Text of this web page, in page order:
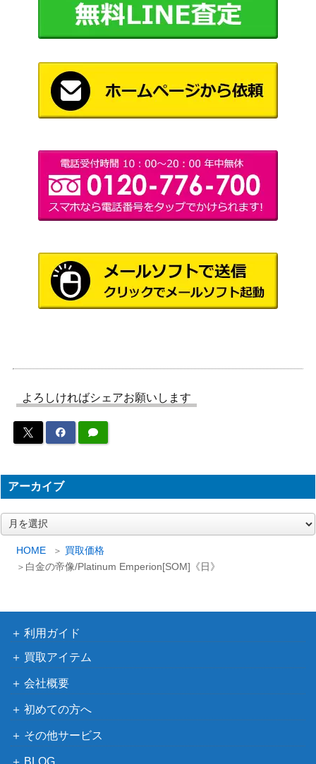
HOME
買取価格
白金の帝像/Platinum Emperion[SOM]《日》
デミリッチ/Demilich[AFR]
（フォーゴ
トン・レル
ム探訪）
ボーラスの工作員、テゼレット/Tezzer
et, Agent of Bolas【MBS】《日》
（ミラディ
ン包囲戦）
発展の暴君、ジン＝ギタクシアス / Jin
ス [NEO-BF]《日》
［Foil］世界樹/The World Tree 拡張ア
ート 【KHM-BF】
（カルドハ
イム）
約束された終末、エムラクール/Emrak
ul, the Promised End ボーダーレス [IN
R-BF]《英》
ズ・オブ・
ザ・コース
ト
H】《日》
オーブ・オヴ・ドラゴンカインド/Orb
おにぎりB(003/003)
先駆ける者、ナヒリ/Nahiri, the Harbin
ger 【SOI】《日》
う影）
400
チャー・Foil[DFT-BF]《日》
破）
寓話の小道/Fabled Passage【ELD】
権）
200
よろしければシェアお願いします
アーカイブ
ー
利用ガイド
買取アイテム
会社概要
初めての方へ
その他サービス